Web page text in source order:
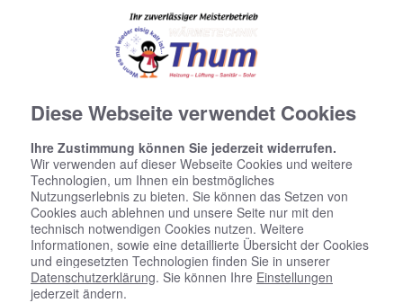
Diese Webseite verwendet Cookies
Ihre Zustimmung können Sie jederzeit widerrufen.
Wir verwenden auf dieser Webseite Cookies und weitere
Technologien, um Ihnen ein bestmögliches
Nutzungserlebnis zu bieten. Sie können das Setzen von
Cookies auch ablehnen und unsere Seite nur mit den
technisch notwendigen Cookies nutzen. Weitere
Informationen, sowie eine detaillierte Übersicht der Cookies
und eingesetzten Technologien finden Sie in unserer
Datenschutzerklärung. Sie können Ihre Einstellungen
jederzeit ändern.